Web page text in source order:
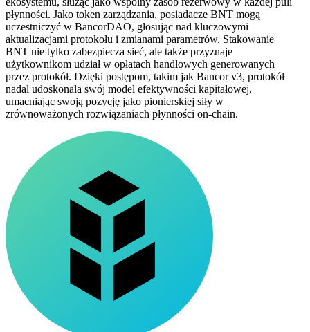
płynności. Jako token zarządzania, posiadacze BNT mogą
uczestniczyć w BancorDAO, głosując nad kluczowymi
aktualizacjami protokołu i zmianami parametrów. Stakowanie
BNT nie tylko zabezpiecza sieć, ale także przyznaje
użytkownikom udział w opłatach handlowych generowanych
przez protokół. Dzięki postępom, takim jak Bancor v3, protokół
nadal udoskonala swój model efektywności kapitałowej,
umacniając swoją pozycję jako pionierskiej siły w
zrównoważonych rozwiązaniach płynności on-chain.